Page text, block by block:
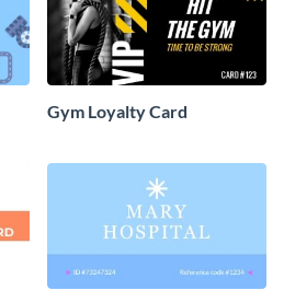
Gym Loyalty Card